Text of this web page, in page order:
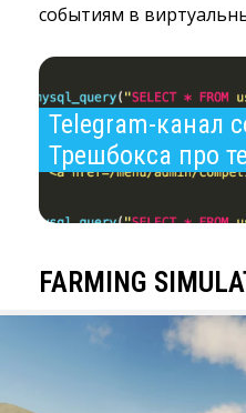
событиям в
Telegram-канал
Трешбокса про
FARMING